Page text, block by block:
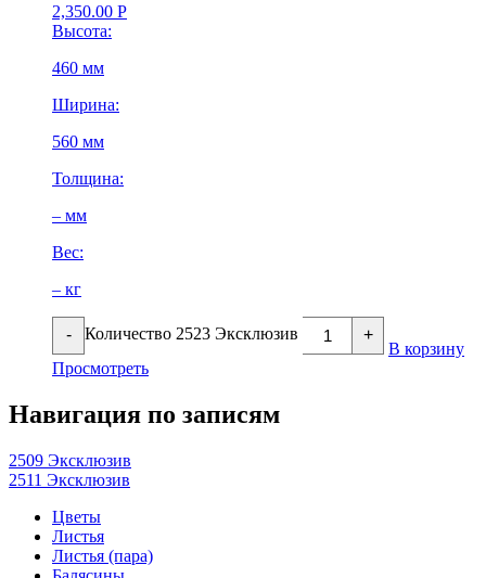
2,350.00 Р
Высота:
460 мм
Ширина:
560 мм
Толщина:
– мм
Вес:
– кг
- Количество 2523 Эксклюзив +
В корзину
Просмотреть
Навигация по записям
2509 Эксклюзив
2511 Эксклюзив
Цветы
Листья
Листья (пара)